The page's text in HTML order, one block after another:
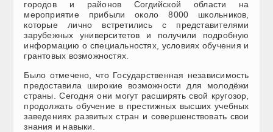
городов и районов Согдийской области на
мероприятие прибыли около 8000 школьников,
которые лично встретились с представителями
зарубежных университетов и получили подробную
информацию о специальностях, условиях обучения и
грантовых возможностях.
Было отмечено, что Государственная независимость
предоставила широкие возможности для молодёжи
страны. Сегодня они могут расширять свой кругозор,
продолжать обучение в престижных высших учебных
заведениях развитых стран и совершенствовать свои
знания и навыки.